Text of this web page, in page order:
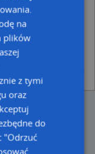
firm i na
operatora (art.
z firmowych stron www
na
plików
z tymi
oraz
do
"Odrzuć